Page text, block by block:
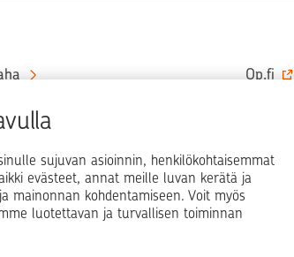
sujuvan asioinnin, henkilökohtaisemmat
evästeet, annat meille luvan kerätä ja
mainonnan kohdentamiseen. Voit myös
luotettavan ja turvallisen toiminnan
ja puheenvuorot
Op.fi
Facebook